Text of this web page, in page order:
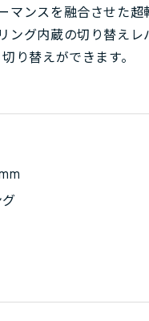
マンスを融合させた超
ング内蔵の切り替えレ
り替えができます。